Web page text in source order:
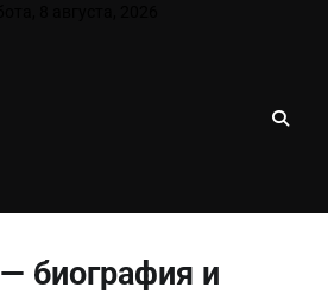
биография и